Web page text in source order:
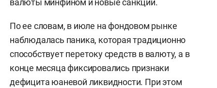
валюты минфином и новые санкции.
По ее словам, в июле на фондовом рынке
наблюдалась паника, которая традиционно
способствует перетоку средств в валюту, а в
конце месяца фиксировались признаки
дефицита юаневой ликвидности. При этом